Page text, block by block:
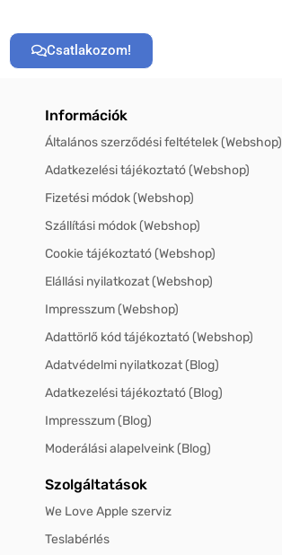
Csatlakozom!
Információk
Általános szerződési feltételek (Webshop)
Adatkezelési tájékoztató (Webshop)
Fizetési módok (Webshop)
Szállítási módok (Webshop)
Cookie tájékoztató (Webshop)
Elállási nyilatkozat (Webshop)
Impresszum (Webshop)
Adattörlő kód tájékoztató (Webshop)
Adatvédelmi nyilatkozat (Blog)
Adatkezelési tájékoztató (Blog)
Impresszum (Blog)
Moderálási alapelveink (Blog)
Szolgáltatások
We Love Apple szerviz
Teslabérlés